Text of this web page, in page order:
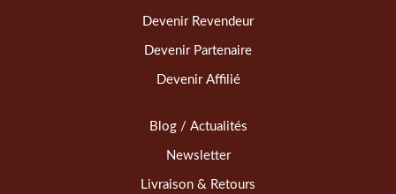
Devenir Revendeur
Devenir Partenaire
Devenir Affilié
Blog / Actualités
Newsletter
Livraison & Retours